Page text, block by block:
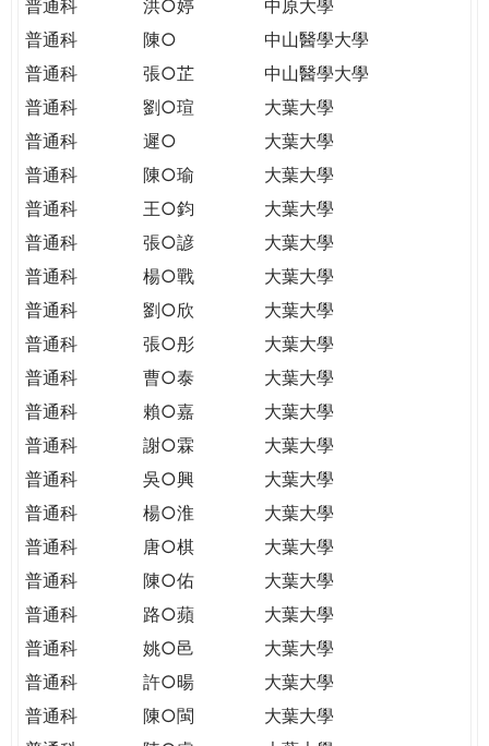
普通科
洪○婷
中原大學
普通科
陳○
中山醫學大學
普通科
張○芷
中山醫學大學
普通科
劉○瑄
大葉大學
普通科
遲○
大葉大學
普通科
陳○瑜
大葉大學
普通科
王○鈞
大葉大學
普通科
張○諺
大葉大學
普通科
楊○戰
大葉大學
普通科
劉○欣
大葉大學
普通科
張○彤
大葉大學
普通科
曹○泰
大葉大學
普通科
賴○嘉
大葉大學
普通科
謝○霖
大葉大學
普通科
吳○興
大葉大學
普通科
楊○淮
大葉大學
普通科
唐○棋
大葉大學
普通科
陳○佑
大葉大學
普通科
路○蘋
大葉大學
普通科
姚○邑
大葉大學
普通科
許○暘
大葉大學
普通科
陳○閩
大葉大學